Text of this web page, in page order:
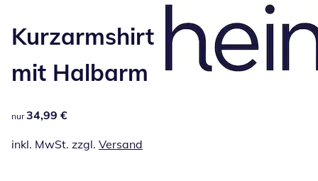
Kurzarmshirt
mit Halbarm
34,99 €
nur 34,99 €
inkl. MwSt. zzgl. Versand